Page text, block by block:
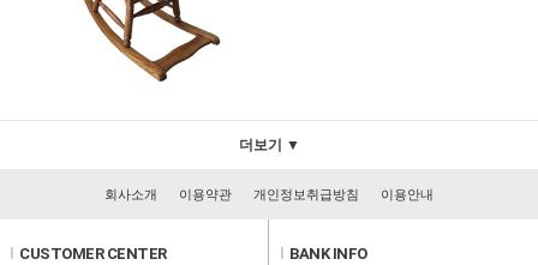
더보기 ▼
회사소개 이용약관 개인정보취급방침 이용안내
CUSTOMER CENTER BANK INFO